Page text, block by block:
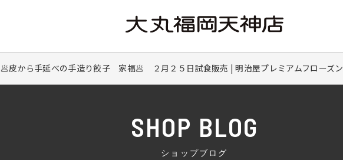
🥟皮から手延べの手造り餃子 家福🥟 ２月２５日試食販売 | 明治屋プレミアムフローズン
SHOP BLOG
ショップブログ